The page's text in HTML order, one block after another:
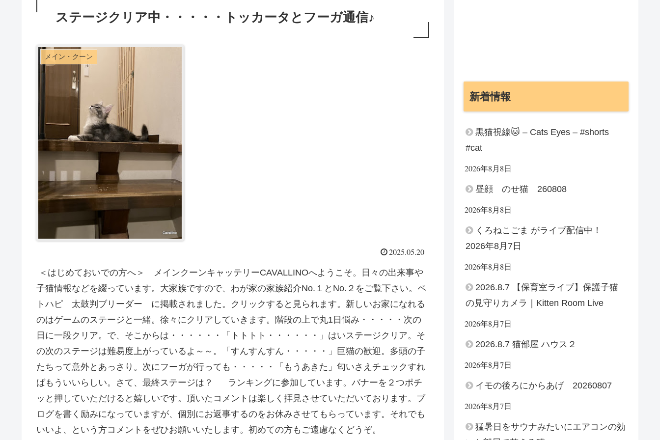
ステージクリア中・・・・・トッカータとフーガ通信♪
メイン・クーン
2025.05.20
＜はじめておいでの方へ＞ メインクーンキャッテリーCAVALLINOへようこそ。日々の出来事や
子猫情報などを綴っています。大家族ですので、わが家の家族紹介No.１とNo.２をご覧下さい。ペ
トハピ 太鼓判ブリーダー に掲載されました。クリックすると見られます。新しいお家になれる
のはゲームのステージと一緒。徐々にクリアしていきます。階段の上で丸1日悩み・・・・・次の
日に一段クリア。で、そこからは・・・・・・「トトトト・・・・・・」はいステージクリア。そ
の次のステージは難易度上がっているよ～～。「すんすんすん・・・・・」巨猫の歓迎。多頭の子
たちって意外とあっさり。次にフーガが行っても・・・・・「もうあきた」匂いさえチェックすれ
ばもういいらしい。さて、最終ステージは？ ランキングに参加しています。バナーを２つポチ
ッと押していただけると嬉しいです。頂いたコメントは楽しく拝見させていただいております。ブ
ログを書く励みになっていますが、個別にお返事するのをお休みさせてもらっています。それでも
いいよ、という方コメントをぜひお願いいたします。初めての方もご遠慮なくどうぞ。
新着情報
黒猫視線🐱 – Cats Eyes – #shorts
#cat
2026年8月8日
昼顔 のせ猫 260808
2026年8月8日
くろねこごま がライブ配信中！
2026年8月7日
2026年8月8日
2026.8.7 【保育室ライブ】保護子猫
の見守りカメラ｜Kitten Room Live
2026年8月7日
2026.8.7 猫部屋 ハウス２
2026年8月7日
イモの後ろにからあげ 20260807
2026年8月7日
猛暑日をサウナみたいにエアコンの効